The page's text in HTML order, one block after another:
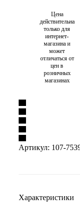
Цена
действительна
только для
интернет-
магазина и
может
отличаться от
цен в
розничных
магазинах
Артикул: 107-
Характеристики